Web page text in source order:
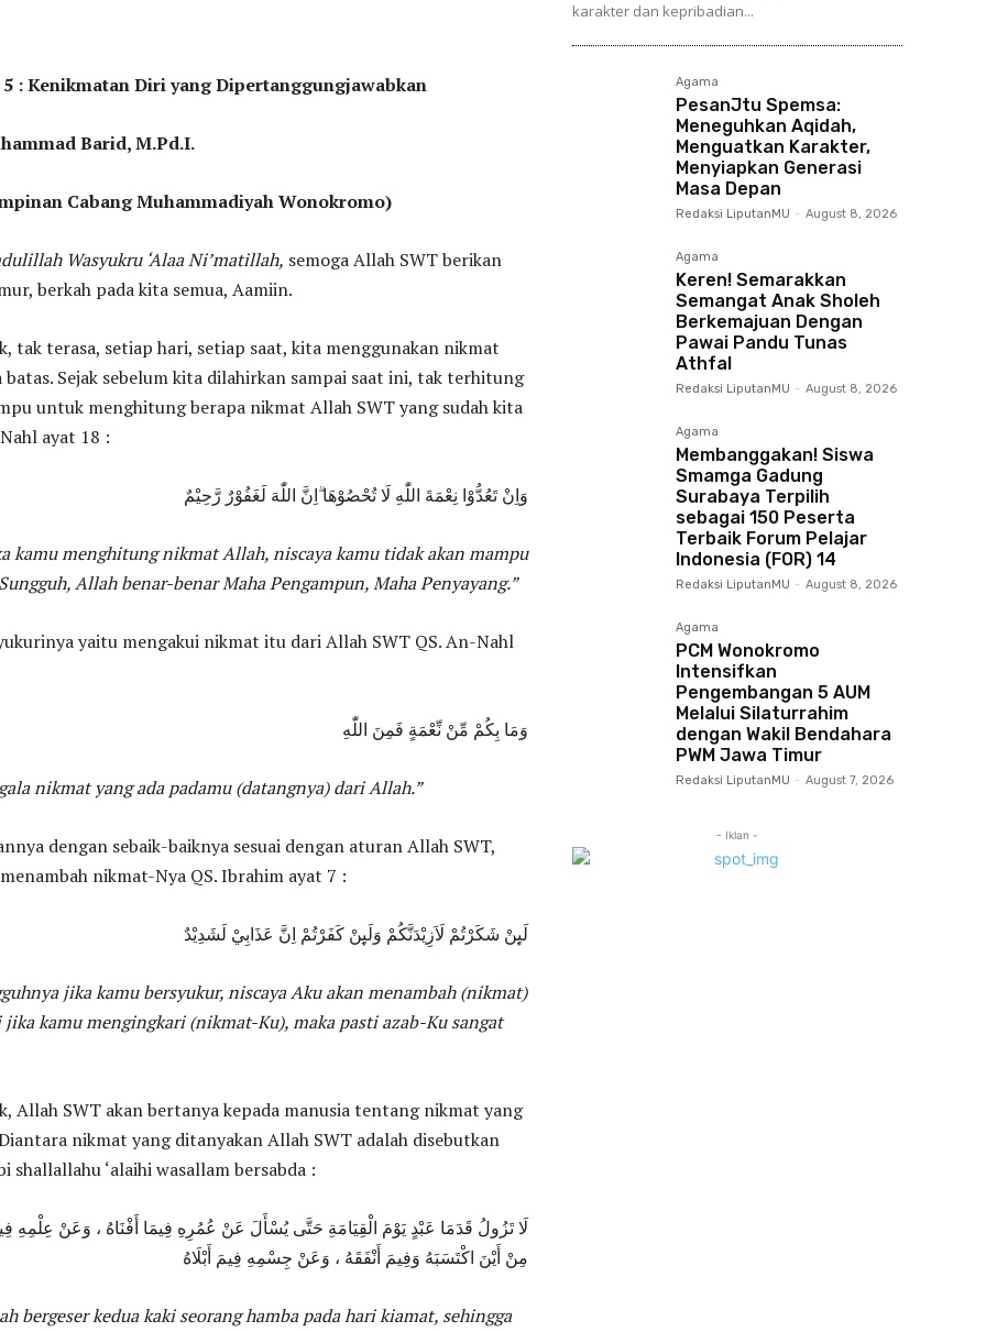
: Kenikmatan Diri yang Dipertanggungjawabkan
Barid, M.Pd.I.
Cabang Muhammadiyah Wonokromo)
Wasyukru ‘Alaa Ni’matillah, semoga Allah SWT berikan
berkah pada kita semua, Aamiin.
tak terasa, setiap hari, setiap saat, kita menggunakan nikmat
Sejak sebelum kita dilahirkan sampai saat ini, tak terhitung
untuk menghitung berapa nikmat Allah SWT yang sudah kita
ayat 18 :
وَاِنْ تَعُدُّوْا نِعْمَةَ اللّٰهِ لَا تُحْصُوْهَا ۗاِنَّ اللّٰهَ لَغَفُوْرٌ رَّحِيْمٌ
kamu menghitung nikmat Allah, niscaya kamu tidak akan mampu
Allah benar-benar Maha Pengampun, Maha Penyayang.”
yaitu mengakui nikmat itu dari Allah SWT QS. An-Nahl
وَمَا بِكُمْ مِّنْ نِّعْمَةٍ فَمِنَ اللّٰهِ
nikmat yang ada padamu (datangnya) dari Allah.”
dengan sebaik-baiknya sesuai dengan aturan Allah SWT,
nikmat-Nya QS. Ibrahim ayat 7 :
لَىِٕنْ شَكَرْتُمْ لَاَزِيْدَنَّكُمْ وَلَىِٕنْ كَفَرْتُمْ اِنَّ عَذَابِيْ لَشَدِيْدٌ
jika kamu bersyukur, niscaya Aku akan menambah (nikmat)
kamu mengingkari (nikmat-Ku), maka pasti azab-Ku sangat
Allah SWT akan bertanya kepada manusia tentang nikmat yang
nikmat yang ditanyakan Allah SWT adalah disebutkan
shallallahu ‘alaihi wasallam bersabda :
لَا تَزُولُ قَدَمَا عَبْدٍ يَوْمَ الْقِيَامَةِ حَتَّى يُسْأَلَ عَنْ عُمُرِهِ فِيمَا أَفْنَاهُ ، وَعَنْ عِلْمِهِ
مِنْ أَيْنَ اكْتَسَبَهُ وَفِيمَ أَنْفَقَهُ ، وَعَنْ جِسْمِهِ فِيمَ أَبْلَاهُ
bergeser kedua kaki seorang hamba pada hari kiamat, sehingga
karakter dan kepribadian...
Agama
PesanJtu Spemsa:
Meneguhkan Aqidah,
Menguatkan Karakter,
Menyiapkan Generasi
Masa Depan
Redaksi LiputanMU - August 8, 2026
Agama
Keren! Semarakkan
Semangat Anak Sholeh
Berkemajuan Dengan
Pawai Pandu Tunas
Athfal
Redaksi LiputanMU - August 8, 2026
Agama
Membanggakan! Siswa
Smamga Gadung
Surabaya Terpilih
sebagai 150 Peserta
Terbaik Forum Pelajar
Indonesia (FOR) 14
Redaksi LiputanMU - August 8, 2026
Agama
PCM Wonokromo
Intensifkan
Pengembangan 5 AUM
Melalui Silaturrahim
dengan Wakil Bendahara
PWM Jawa Timur
Redaksi LiputanMU - August 7, 2026
- Iklan -